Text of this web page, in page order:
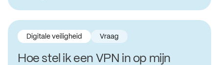
Hoe stel ik een VPN in op mijn
Digitale veiligheid Vraag